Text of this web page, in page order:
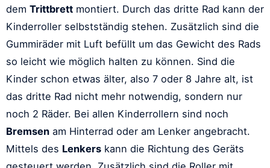
dem Trittbrett montiert. Durch das dritte Rad kann der
Kinderroller selbstständig stehen. Zusätzlich sind die
Gummiräder mit Luft befüllt um das Gewicht des Rads
so leicht wie möglich halten zu können. Sind die
Kinder schon etwas älter, also 7 oder 8 Jahre alt, ist
das dritte Rad nicht mehr notwendig, sondern nur
noch 2 Räder. Bei allen Kinderrollern sind noch
Bremsen am Hinterrad oder am Lenker angebracht.
Mittels des Lenkers kann die Richtung des Geräts